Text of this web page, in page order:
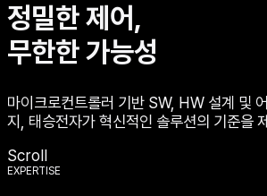
정밀한 제어,
무한한 가능성
마이크로컨트롤러 기반 SW, HW 설계 및
지, 태승전자가 혁신적인 솔루션의 기준을
Scroll
EXPERTISE